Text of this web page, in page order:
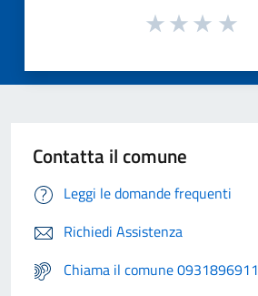
Contatta il comune
Leggi le domande frequenti
Richiedi Assistenza
Chiama il comune 0931896911